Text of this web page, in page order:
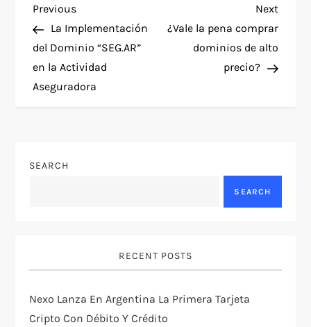
P
o
s
a
g
a
Previous
Post
Previous
La Implementación
del Dominio “SEG.AR”
en la Actividad
Aseguradora
Next
Post
Next
¿Vale la pena comprar
dominios de alto
precio?
SEARCH
SEARCH
RECENT POSTS
Nexo Lanza En Argentina La Primera Tarjeta
Cripto Con Débito Y Crédito